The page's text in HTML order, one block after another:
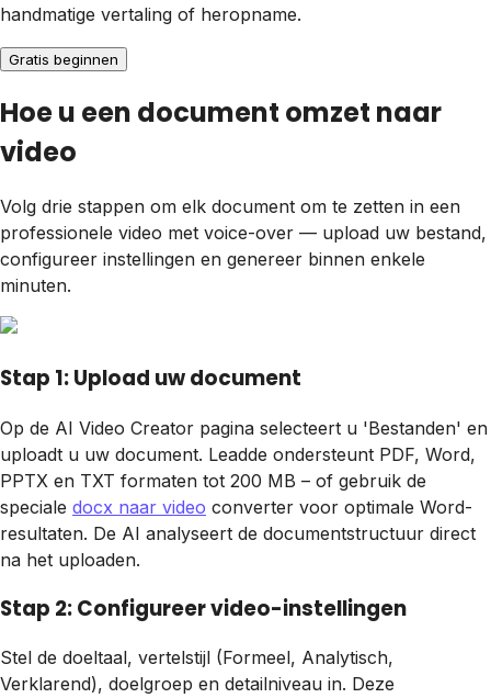
handmatige vertaling of heropname.
Gratis beginnen
Hoe u een document omzet naar
video
Volg drie stappen om elk document om te zetten in een
professionele video met voice-over — upload uw bestand,
configureer instellingen en genereer binnen enkele
minuten.
Stap 1: Upload uw document
Op de AI Video Creator pagina selecteert u 'Bestanden' en
uploadt u uw document. Leadde ondersteunt PDF, Word,
PPTX en TXT formaten tot 200 MB – of gebruik de
speciale docx naar video converter voor optimale Word-
resultaten. De AI analyseert de documentstructuur direct
na het uploaden.
Stap 2: Configureer video-instellingen
Stel de doeltaal, vertelstijl (Formeel, Analytisch,
Verklarend), doelgroep en detailniveau in. Deze